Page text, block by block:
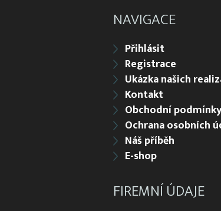
NAVIGACE
Přihlásit
Registrace
Ukázka našich
Kontakt
Obchodní podmínky
Ochrana osobních
Náš příběh
E-shop
FIREMNÍ ÚDAJE